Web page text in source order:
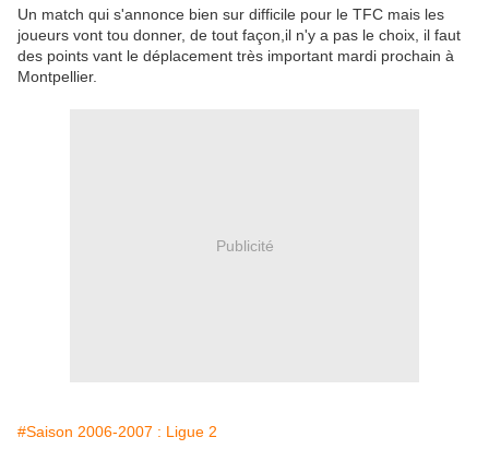
Un match qui s'annonce bien sur difficile pour le TFC mais les
joueurs vont tou donner, de tout façon,il n'y a pas le choix, il faut
des points vant le déplacement très important mardi prochain à
Montpellier.
Publicité
#Saison 2006-2007 : Ligue 2